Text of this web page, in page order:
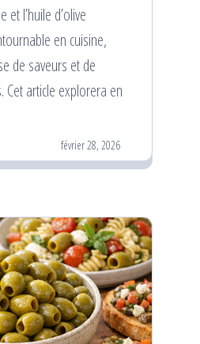
et l’huile d’olive
en cuisine,
de saveurs et de
article explorera en
février 28, 2026